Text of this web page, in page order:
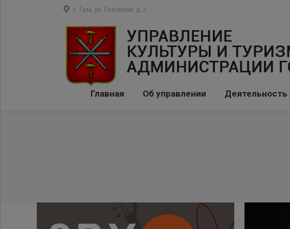
г. Тула, ул. Советская, д. 2
Главная Об управлении Деятельность